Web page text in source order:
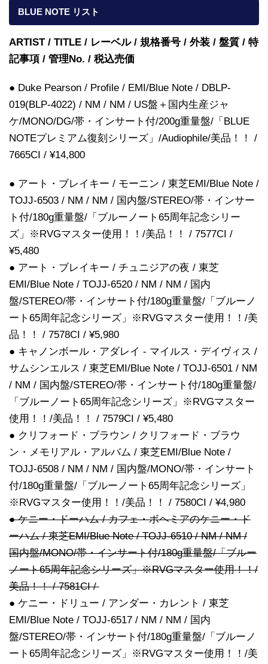
BLUE NOTE リスト
ARTIST / TITLE / レーベル / 規格番号 / 外装 / 盤質 / 特
記事項 / 管理No. / 税込売価
● Duke Pearson / Profile / EMI/Blue Note / DBLP-
019(BLP-4022) / NM / NM / US盤＋国内生産ジャ
ケ/MONO/DG/帯・インサート付/200g重量盤/「BLUE
NOTEプレミアム復刻シリーズ」/Audiophile/美品！！ /
7665CI / ¥14,800
● アート・ブレイキー / モーニン / 東芝EMI/Blue Note /
TOJJ-6503 / NM / NM / 国内盤/STEREO/帯・インサー
ト付/180g重量盤/「ブルーノート65周年記念シリー
ズ」※RVGマスター使用！！/美品！！ / 7577CI /
¥5,480
● アート・ブレイキー / チュニジアの夜 / 東芝
EMI/Blue Note / TOJJ-6520 / NM / NM / 国内
盤/STEREO/帯・インサート付/180g重量盤/「ブルーノ
ート65周年記念シリーズ」※RVGマスター使用！！/美
品！！ / 7578CI / ¥5,980
● キャノンボール・アダレイ - マイルス・デイヴィス /
サムシンエルス / 東芝EMI/Blue Note / TOJJ-6501 / NM
/ NM / 国内盤/STEREO/帯・インサート付/180g重量盤/
「ブルーノート65周年記念シリーズ」※RVGマスター
使用！！/美品！！ / 7579CI / ¥5,480
● クリフォード・ブラウン / クリフォード・ブラウ
ン・メモリアル・アルバム / 東芝EMI/Blue Note /
TOJJ-6508 / NM / NM / 国内盤/MONO/帯・インサート
付/180g重量盤/「ブルーノート65周年記念シリーズ」
※RVGマスター使用！！/美品！！ / 7580CI / ¥4,980
● ケニー・ドーハム / カフェ・ボヘミアのケニー・ド
ーハム / 東芝EMI/Blue Note / TOJJ-6510 / NM / NM /
国内盤/MONO/帯・インサート付/180g重量盤/「ブルー
ノート65周年記念シリーズ」※RVGマスター使用！！/
美品！！ / 7581CI /
● ケニー・ドリュー / アンダー・カレント / 東芝
EMI/Blue Note / TOJJ-6517 / NM / NM / 国内
盤/STEREO/帯・インサート付/180g重量盤/「ブルーノ
ート65周年記念シリーズ」※RVGマスター使用！！/美